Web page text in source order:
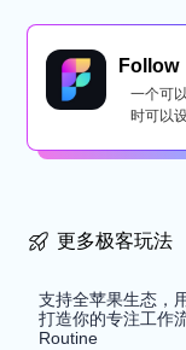
Follow
一个可
时可以
更多极客玩法
支持全苹果生态，
打造你的专注工作
Routine